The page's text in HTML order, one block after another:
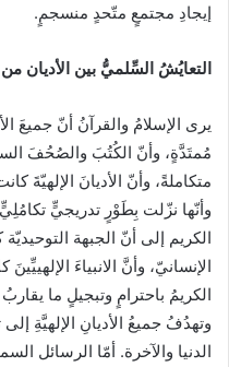
إيجادِ مجتمعٍ متّحدٍ منسجمٍ.
التعايُشُ السِّلميُّ بين الأديان
يرى الإسلامُ والقرآنُ أنّ جميعَ
مُمتَدَّةٍ، وأنّ الكُتُبَ والصُحُفَ
متكاملةً، وأنّ الأديانَ الإلهيّةَ
وأنّها نزّلت بِطَوْرٍ تدريجيٍّ تكامُلِيٍّ
الكريم إلى أنّ الجبهة
الإنسانيّ، وأنَّ الانبياءَ الإلهييِّينَ
الكريمُ باحترامٍ وتبجيلٍ ما يقاربُ
وتهدُفُ جميعُ الأديانِ الإلهيَّةِ
الدنيا والآخرة. أمّا الرسائل